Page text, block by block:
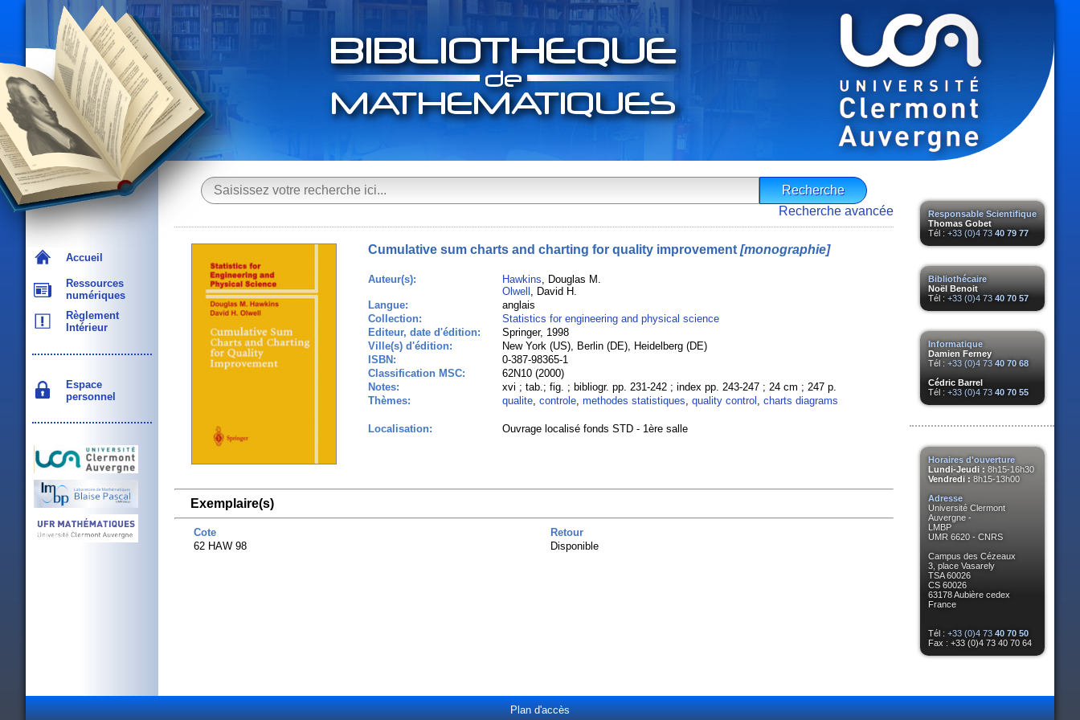
Accueil
Ressources
numériques
Règlement
Intérieur
Espace
personnel
Responsable Scientifique
Thomas Gobet
Tél : +33 (0)4 73 40 79 77
Bibliothécaire
Noël Benoit
Tél : +33 (0)4 73 40 70 57
Informatique
Damien Ferney
Tél : +33 (0)4 73 40 70 68
Cédric Barrel
Tél : +33 (0)4 73 40 70 55
Horaires d'ouverture
Lundi-Jeudi : 8h15-16h30
Vendredi : 8h15-13h00
Adresse
Université Clermont
Auvergne -
LMBP
UMR 6620 - CNRS
Campus des Cézeaux
3, place Vasarely
TSA 60026
CS 60026
63178 Aubière cedex
France
Tél : +33 (0)4 73 40 70 50
Fax : +33 (0)4 73 40 70 64
Recherche avancée
Cumulative sum charts and charting for quality improvement[monographie]
Auteur(s): Hawkins, Douglas M.
Olwell , David H.
Langue:
anglais
Collection:
Statistics for engineering and physical science
Editeur, date d'édition:
Springer, 1998
Ville(s) d'édition:
New York (US), Berlin (DE), Heidelberg (DE)
ISBN:
0-387-98365-1
Classification MSC:
62N10 (2000)
Notes:
xvi ; tab.; fig. ; bibliogr. pp. 231-242 ; index pp. 243-247 ; 24 cm ; 247 p.
Thèmes:
qualite, controle, methodes statistiques, quality control , charts diagrams
Localisation: Ouvrage localisé fonds STD - 1ère salle
Exemplaire(s)
Cote
Retour
62 HAW 98
Disponible
Plan d'accès